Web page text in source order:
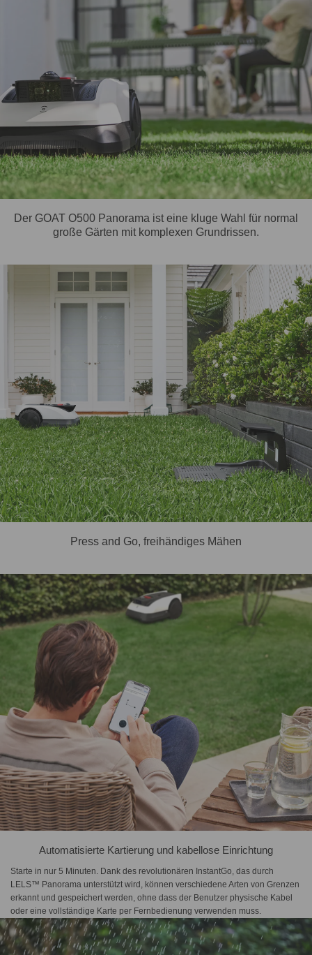
Der GOAT O500 Panorama ist eine kluge Wahl für normal
große Gärten mit komplexen Grundrissen.
Press and Go, freihändiges Mähen
Automatisierte Kartierung und kabellose Einrichtung
Starte in nur 5 Minuten. Dank des revolutionären InstantGo, das durch
LELS™ Panorama unterstützt wird, können verschiedene Arten von Grenzen
erkannt und gespeichert werden, ohne dass der Benutzer physische Kabel
oder eine vollständige Karte per Fernbedienung verwenden muss.